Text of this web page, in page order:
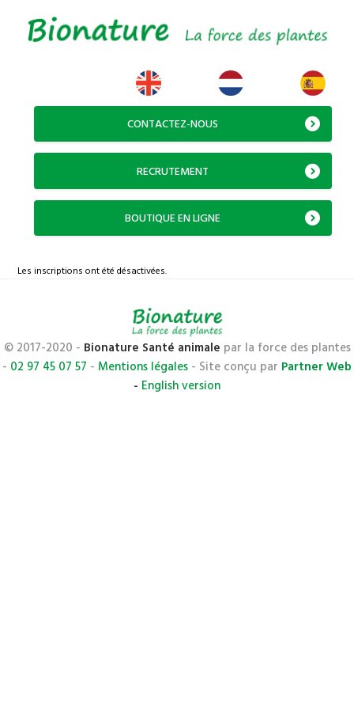
CONTACTEZ-NOUS
RECRUTEMENT
BOUTIQUE EN LIGNE
Les inscriptions ont été désactivées.
© 2017-2020 - Bionature Santé animale par la force des plantes
- 02 97 45 07 57 - Mentions légales - Site conçu par Partner Web
- English version